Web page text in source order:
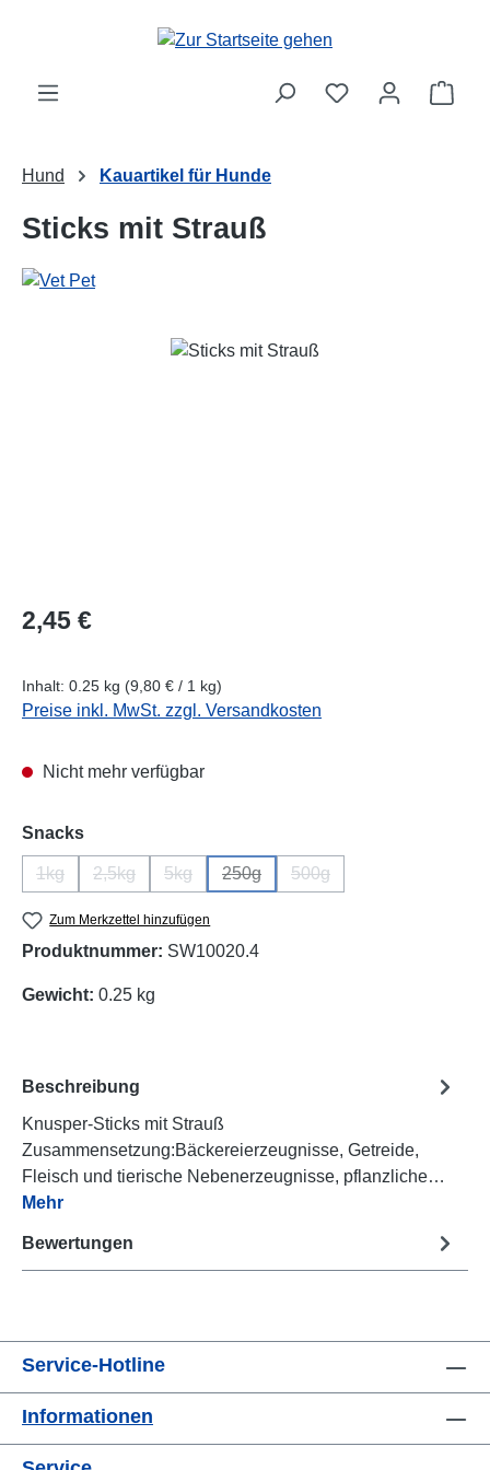
Zum Hauptinhalt springen
Hund Kauartikel für Hunde
Sticks mit Strauß
Bildergalerie überspringen
Regulärer Preis:
2,45 €
Inhalt: 0.25 kg (9,80 € / 1 kg)
Preise inkl. MwSt. zzgl. Versandkosten
Nicht mehr verfügbar
Snacksauswählen
1kg
(Diese Option ist zurzeit nicht verfügbar.)
2,5kg
(Diese Option ist zurzeit nicht verfügbar.)
5kg
(Diese Option ist zurzeit nicht verfügbar.)
250g
(Diese Option ist zurzeit nicht
500g
(Diese Option ist zurzeit
Zum Merkzettel hinzufügen
Produktnummer: SW10020.4
Gewicht: 0.25 kg
Beschreibung
Knusper-Sticks mit Strauß
Zusammensetzung:Bäckereierzeugnisse, Getreide,
Fleisch und tierische Nebenerzeugnisse, pflanzliche…
Mehr
Bewertungen
Service-Hotline
Informationen